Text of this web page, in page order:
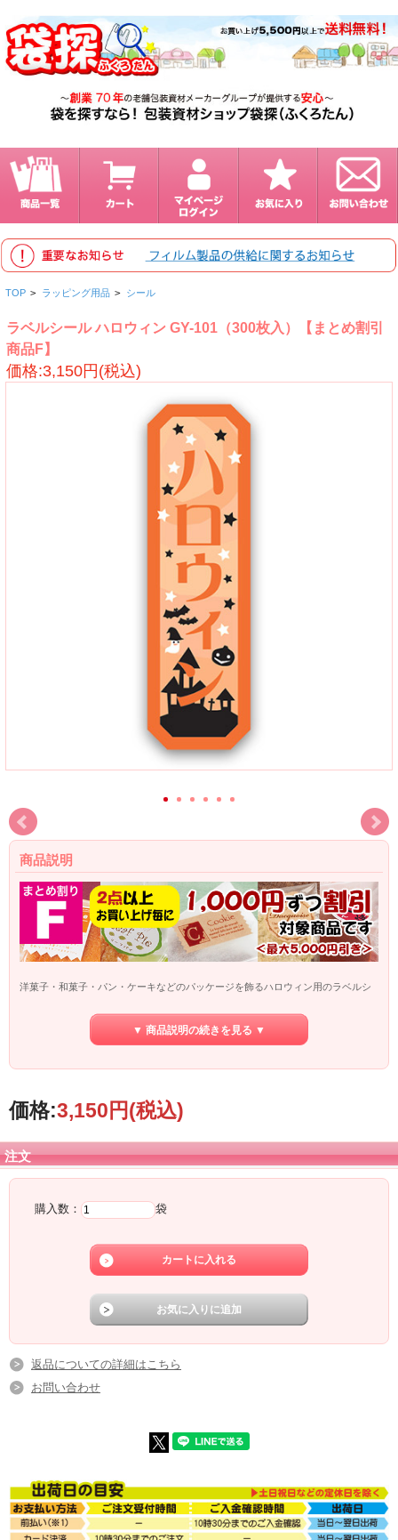
TOP > ラッピング用品 > シール
ラベルシール ハロウィン GY-101（300枚入）【まとめ割引
商品F】
価格:3,150円(税込)
商品説明
洋菓子・和菓子・パン・ケーキなどのパッケージを飾るハロウィン用のラベルシ
シーズンものですので、随時在庫が変動いたします。ご注文後に在庫の確認をさ
せていただきますのでご了承ください。
せん。
払】は
ご利用頂けませんので、ご了承下さい。
▼ 商品説明の続きを見る ▼
価格:3,150円(税込)
注文
購入数： 袋
返品についての詳細はこちら
お問い合わせ